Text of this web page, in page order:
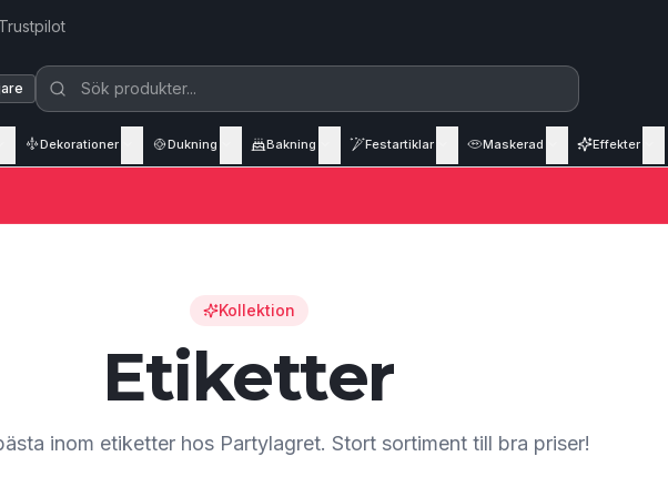
Trustpilot
Dekorationer Dukning Bakning Festartiklar Maskerad Effekter
Kollektion
Etiketter
inom etiketter hos Partylagret. Stort sortiment till bra priser!